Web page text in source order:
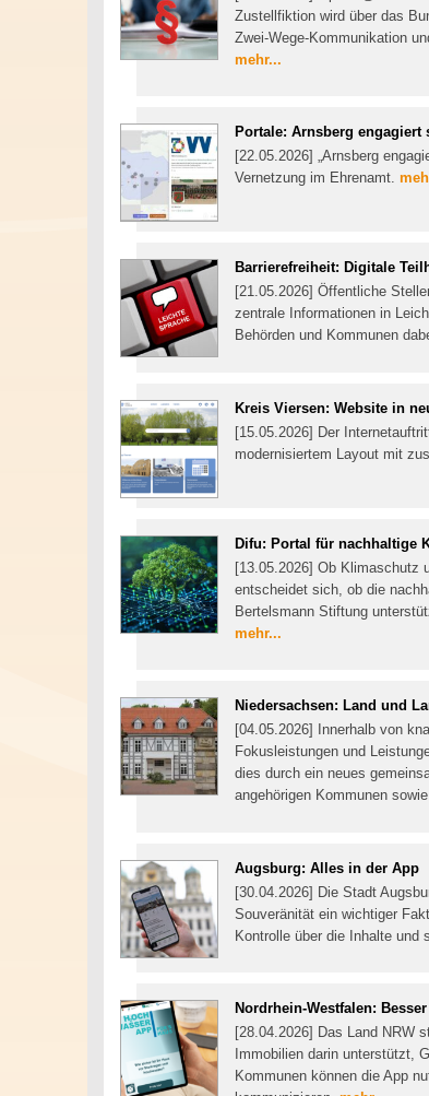
Zustellfiktion wird über das
Zwei-Wege-Kommunikation
mehr...
Portale: Arnsberg engagiert
[22.05.2026] „Arnsberg
Vernetzung im Ehrenamt.
Barrierefreiheit: Digitale
[21.05.2026] Öffentliche
zentrale Informationen in
Behörden und Kommunen
Kreis Viersen: Website in
[15.05.2026] Der
modernisiertem Layout mit
Difu: Portal für nachhaltige
[13.05.2026] Ob Klimaschutz
entscheidet sich, ob die
Bertelsmann Stiftung
mehr...
Niedersachsen: Land und
[04.05.2026] Innerhalb von
Fokusleistungen und
dies durch ein neues
angehörigen Kommunen
Augsburg: Alles in der App
[30.04.2026] Die Stadt
Souveränität ein wichtiger
Kontrolle über die Inhalte und
Nordrhein-Westfalen:
[28.04.2026] Das Land NRW
Immobilien darin unterstützt,
Kommunen können die App